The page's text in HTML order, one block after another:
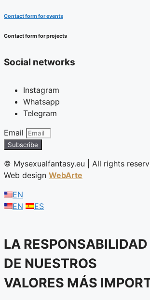
Contact form for events
Contact form for projects
Social networks
Instagram
Whatsapp
Telegram
Email
Subscribe
©️ Mysexualfantasy.eu | All rights
Web design WebArte
EN
EN
ES
LA
DE NUESTROS
VALORES MÁS